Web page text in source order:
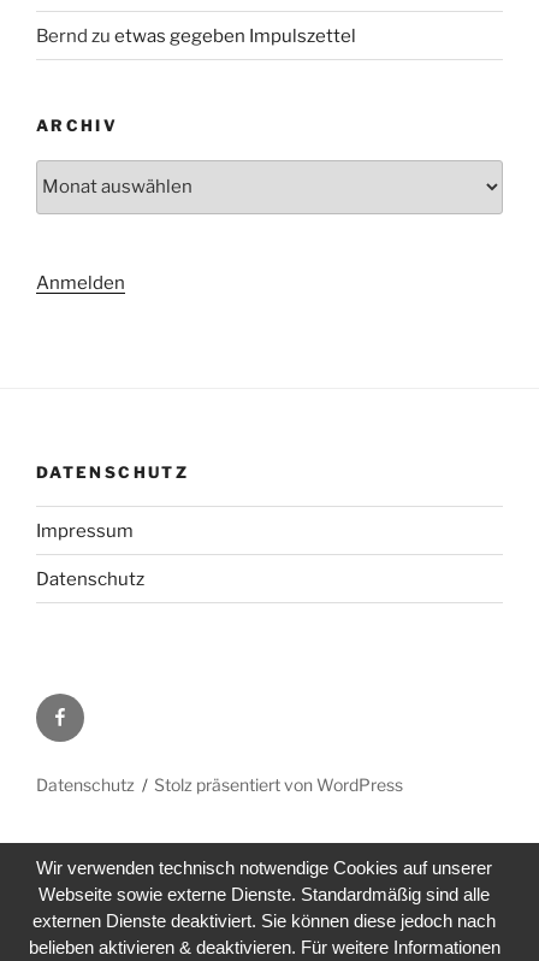
Bernd zu etwas gegeben Impulszettel
ARCHIV
Anmelden
DATENSCHUTZ
Impressum
Datenschutz
Facebook
Datenschutz Stolz präsentiert von WordPress
Wir verwenden technisch notwendige Cookies auf unserer
Webseite sowie externe Dienste. Standardmäßig sind alle
externen Dienste deaktiviert. Sie können diese jedoch nach
belieben aktivieren & deaktivieren. Für weitere Informationen